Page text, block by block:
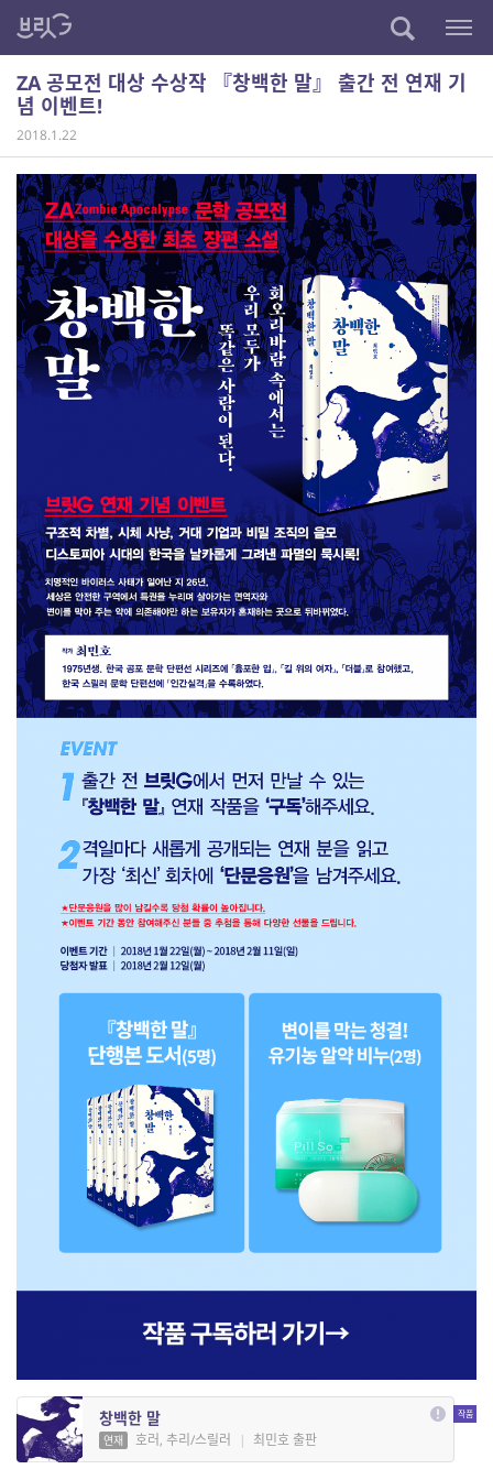
ZA 공모전 대상 수상작 『창백한 말』 출간 전 연재 기
념 이벤트!
2018.1.22
창백한 말
연재 호러, 추리/스릴러 | 최민호 출판